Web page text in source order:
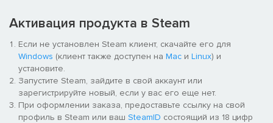
наносят меньше урона, чем средние бомбардировщики.
Если бомбардировщикам удастся уничтожить стратегический
объект.
Для тебя игра окончена, полковник!
К счастью, у вас есть арсенал для защиты сайта.
Активация продукта в Steam
Если не установлен Steam клиент, скачайте его для
Windows (клиент также доступен на Mac и Linux) и
установите.
Запустите Steam, зайдите в свой аккаунт или
зарегистрируйте новый, если у вас его еще нет.
При оформлении заказа, предоставьте ссылку на свой
профиль в Steam или ваш SteamID состоящий из 18 цифр